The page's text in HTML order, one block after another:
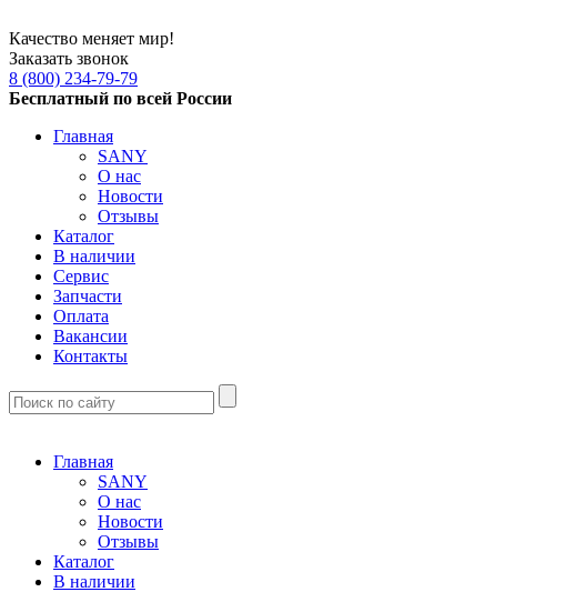
Качество меняет мир!
Заказать звонок
8 (800) 234-79-79
Бесплатный по всей России
Главная
SANY
О нас
Новости
Отзывы
Каталог
В наличии
Сервис
Запчасти
Оплата
Вакансии
Контакты
Главная
SANY
О нас
Новости
Отзывы
Каталог
В наличии